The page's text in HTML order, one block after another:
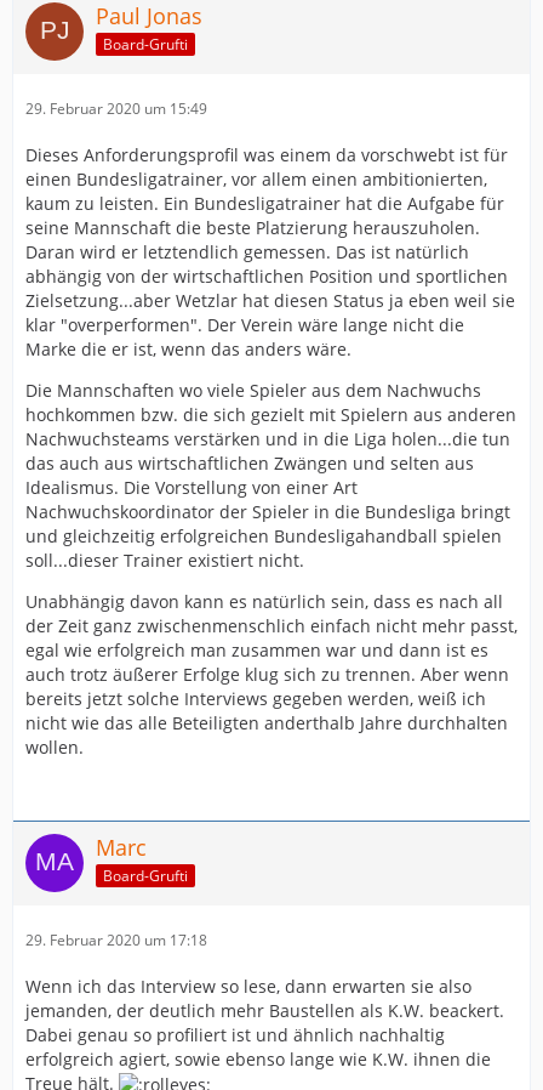
Paul Jonas
Board-Grufti
29. Februar 2020 um 15:49
Dieses Anforderungsprofil was einem da vorschwebt ist für
einen Bundesligatrainer, vor allem einen ambitionierten,
kaum zu leisten. Ein Bundesligatrainer hat die Aufgabe für
seine Mannschaft die beste Platzierung herauszuholen.
Daran wird er letztendlich gemessen. Das ist natürlich
abhängig von der wirtschaftlichen Position und sportlichen
Zielsetzung...aber Wetzlar hat diesen Status ja eben weil sie
klar "overperformen". Der Verein wäre lange nicht die
Marke die er ist, wenn das anders wäre.
Die Mannschaften wo viele Spieler aus dem Nachwuchs
hochkommen bzw. die sich gezielt mit Spielern aus anderen
Nachwuchsteams verstärken und in die Liga holen...die tun
das auch aus wirtschaftlichen Zwängen und selten aus
Idealismus. Die Vorstellung von einer Art
Nachwuchskoordinator der Spieler in die Bundesliga bringt
und gleichzeitig erfolgreichen Bundesligahandball spielen
soll...dieser Trainer existiert nicht.
Unabhängig davon kann es natürlich sein, dass es nach all
der Zeit ganz zwischenmenschlich einfach nicht mehr passt,
egal wie erfolgreich man zusammen war und dann ist es
auch trotz äußerer Erfolge klug sich zu trennen. Aber wenn
bereits jetzt solche Interviews gegeben werden, weiß ich
nicht wie das alle Beteiligten anderthalb Jahre durchhalten
wollen.
Marc
Board-Grufti
29. Februar 2020 um 17:18
Wenn ich das Interview so lese, dann erwarten sie also
jemanden, der deutlich mehr Baustellen als K.W. beackert.
Dabei genau so profiliert ist und ähnlich nachhaltig
erfolgreich agiert, sowie ebenso lange wie K.W. ihnen die
Treue hält.